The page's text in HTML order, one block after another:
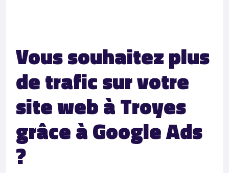
Vous souhaitez plus
de trafic sur votre
site web à Troyes
grâce à Google Ads
?